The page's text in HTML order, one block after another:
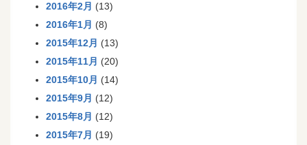
2016年2月 (13)
2016年1月 (8)
2015年12月 (13)
2015年11月 (20)
2015年10月 (14)
2015年9月 (12)
2015年8月 (12)
2015年7月 (19)